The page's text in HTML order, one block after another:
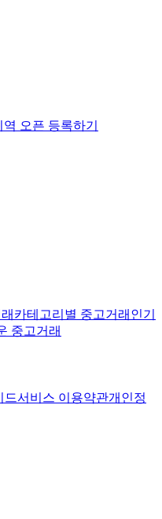
역 오픈 등록하기
카테고리별 중고거래 인기
중고거래
드서비스 이용약관개인정